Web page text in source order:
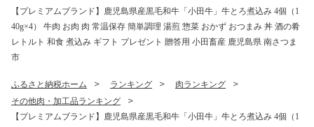
【プレミアムブランド】鹿児島県産黒毛和牛「小田牛」牛とろ煮込み 4個（1
40g×4） 牛肉 お肉 肉 常温保存 簡単調理 湯煎 惣菜 おかず おつまみ 丼 酒の肴
レトルト 和食 煮込み ギフト プレゼント 贈答用 小田畜産 鹿児島県 南さつま
市
ふるさと納税ホーム ランキング
肉ランキング
その他肉・加工品ランキング
【プレミアムブランド】鹿児島県産黒毛和牛「小田牛」牛とろ煮込み 4個（1